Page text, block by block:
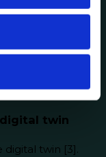
avanços
mais
fontes.
digital twin [3].